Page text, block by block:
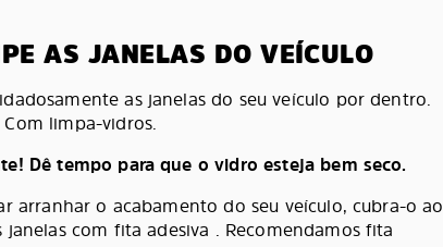
AS JANELAS DO VEÍCULO
as janelas do seu veículo por dentro.
Com limpa-vidros.
Dê tempo para que o vidro esteja bem seco.
arranhar o acabamento do seu veículo, cubra-o ao
janelas com fita adesiva . Recomendamos fita